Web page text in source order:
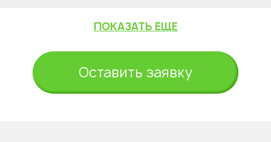
ПОКАЗАТЬ ЕЩЕ
Оставить заявку